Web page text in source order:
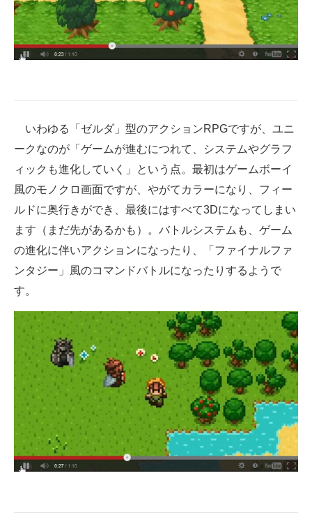
いわゆる「ゼルダ」型のアクションRPGですが、ユニ
ークなのが「ゲームが進むにつれて、システムやグラフ
ィックも進化していく」という点。最初はゲームボーイ
風のモノクロ画面ですが、やがてカラーになり、フィー
ルドに奥行きができ、最後にはすべて3Dになってしまい
ます（まだ先があるかも）。バトルシステムも、ゲーム
の進化に伴いアクションになったり、「ファイナルファ
ンタジー」風のコマンドバトルになったりするようで
す。